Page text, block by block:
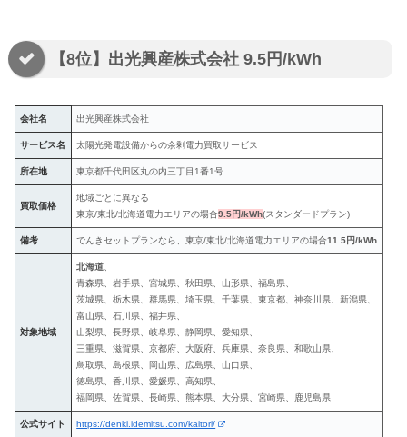
【8位】出光興産株式会社 9.5円/kWh
会社名 出光興産株式会社
サービス名 太陽光発電設備からの余剰電力買取サービス
所在地 東京都千代田区丸の内三丁目1番1号
買取価格
地域ごとに異なる
東京/東北/北海道電力エリアの場合9.5円/kWh(スタンダードプラン)
備考 でんきセットプランなら、東京/東北/北海道電力エリアの場合11.5円/kWh
対象地域
北海道
青森県、岩手県、宮城県、秋田県、山形県、福島県、
茨城県、栃木県、群馬県、埼玉県、千葉県、東京都、神奈川県、新潟県、
富山県、石川県、福井県、
山梨県、長野県、岐阜県、静岡県、愛知県、
三重県、滋賀県、京都府、大阪府、兵庫県、奈良県、和歌山県、
鳥取県、島根県、岡山県、広島県、山口県、
徳島県、香川県、愛媛県、高知県、
福岡県、佐賀県、長崎県、熊本県、大分県、宮崎県、鹿児島県
公式サイト https://denki.idemitsu.com/kaitori/